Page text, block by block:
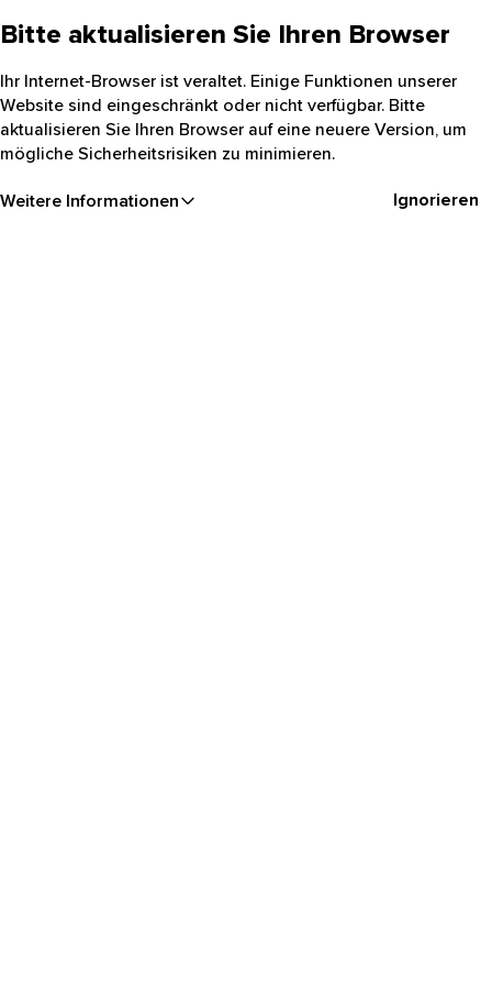
Bitte aktualisieren Sie Ihren Browser
Ihr Internet-Browser ist veraltet. Einige Funktionen unserer
Website sind eingeschränkt oder nicht verfügbar. Bitte
aktualisieren Sie Ihren Browser auf eine neuere Version, um
mögliche Sicherheitsrisiken zu minimieren.
Weitere Informationen Ignorieren